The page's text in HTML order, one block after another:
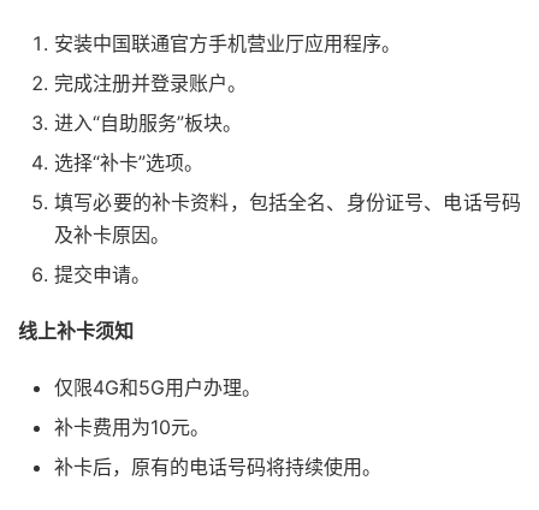
安装中国联通官方手机营业厅应用程序。
完成注册并登录账户。
进入“自助服务”板块。
选择“补卡”选项。
填写必要的补卡资料，包括全名、身份证号、电话号码
及补卡原因。
提交申请。
线上补卡须知
仅限4G和5G用户办理。
补卡费用为10元。
补卡后，原有的电话号码将持续使用。